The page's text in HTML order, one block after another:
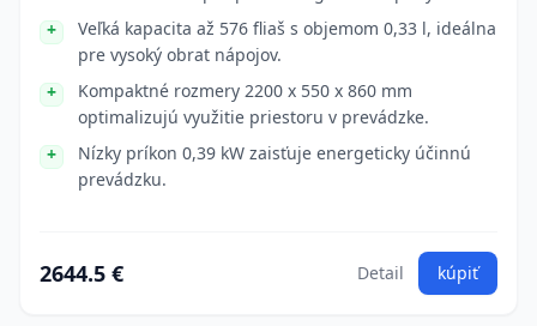
Veľká kapacita až 576 fliaš s objemom 0,33 l, ideálna
pre vysoký obrat nápojov.
Kompaktné rozmery 2200 x 550 x 860 mm
optimalizujú využitie priestoru v prevádzke.
Nízky príkon 0,39 kW zaisťuje energeticky účinnú
prevádzku.
2644.5 € Detail kúpiť